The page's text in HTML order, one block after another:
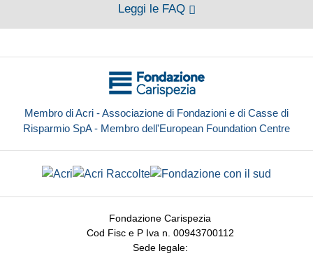
Leggi le FAQ
Membro di Acri - Associazione di Fondazioni e di Casse di
Risparmio SpA - Membro dell'European Foundation Centre
Fondazione Carispezia
Cod Fisc e P Iva n. 00943700112
Sede legale: